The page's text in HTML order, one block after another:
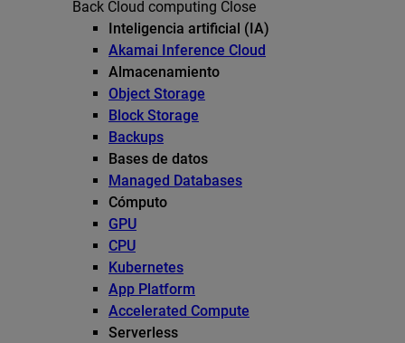
Back Cloud computing Close
Inteligencia artificial (IA)
Akamai Inference Cloud
Almacenamiento
Object Storage
Block Storage
Backups
Bases de datos
Managed Databases
Cómputo
GPU
CPU
Kubernetes
App Platform
Accelerated Compute
Serverless